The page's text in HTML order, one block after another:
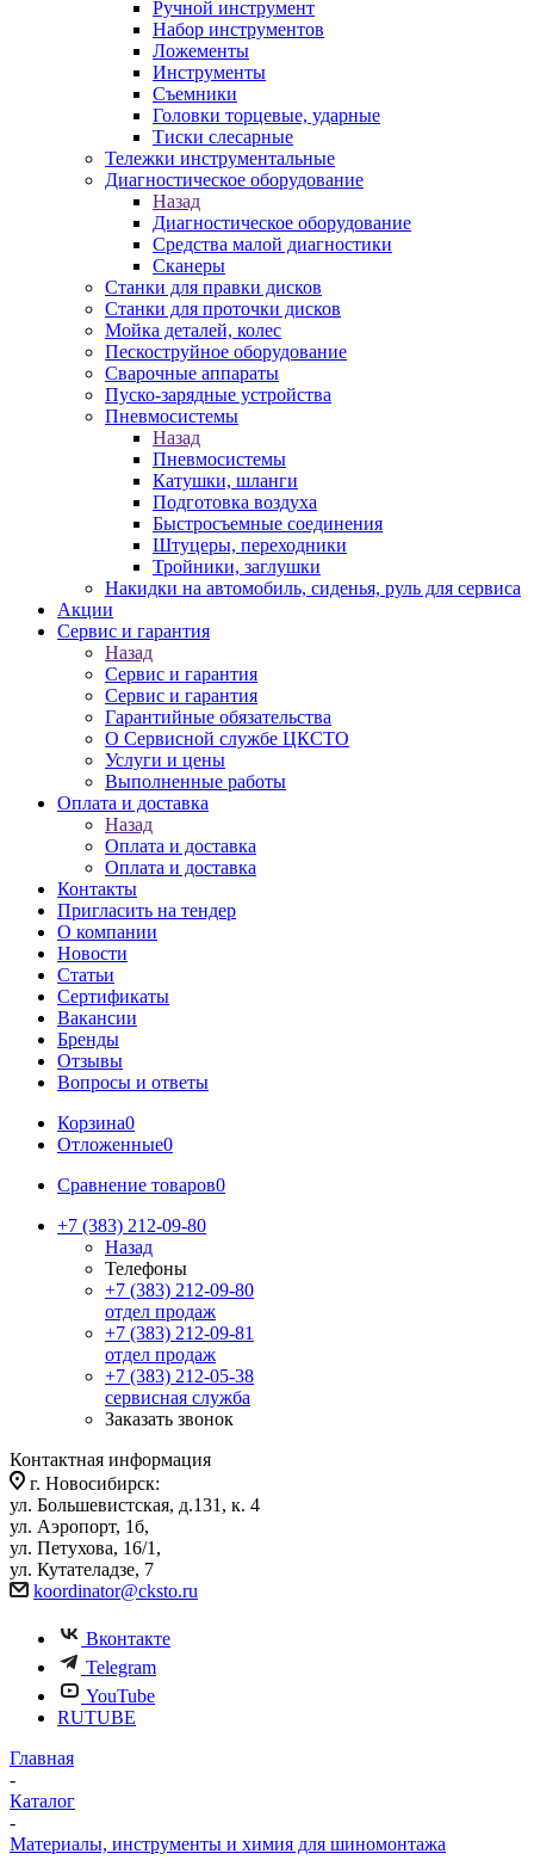
Ручной инструмент
Набор инструментов
Ложементы
Инструменты
Съемники
Головки торцевые, ударные
Тиски слесарные
Тележки инструментальные
Диагностическое оборудование
Назад
Диагностическое оборудование
Средства малой диагностики
Сканеры
Станки для правки дисков
Станки для проточки дисков
Мойка деталей, колес
Пескоструйное оборудование
Сварочные аппараты
Пуско-зарядные устройства
Пневмосистемы
Назад
Пневмосистемы
Катушки, шланги
Подготовка воздуха
Быстросъемные соединения
Штуцеры, переходники
Тройники, заглушки
Накидки на автомобиль, сиденья, руль для сервиса
Акции
Сервис и гарантия
Назад
Сервис и гарантия
Сервис и гарантия
Гарантийные обязательства
О Сервисной службе ЦКСТО
Услуги и цены
Выполненные работы
Оплата и доставка
Назад
Оплата и доставка
Оплата и доставка
Контакты
Пригласить на тендер
О компании
Новости
Статьи
Сертификаты
Вакансии
Бренды
Отзывы
Вопросы и ответы
Корзина0
Отложенные0
Сравнение товаров0
+7 (383) 212-09-80
Назад
Телефоны
+7 (383) 212-09-80
отдел продаж
+7 (383) 212-09-81
отдел продаж
+7 (383) 212-05-38
сервисная служба
Заказать звонок
Контактная информация
г. Новосибирск:
ул. Большевистская, д.131, к. 4
ул. Аэропорт, 1б,
ул. Петухова, 16/1,
ул. Кутателадзе, 7
koordinator@cksto.ru
Вконтакте
Telegram
YouTube
RUTUBE
Главная
-
Каталог
-
Материалы, инструменты и химия для шиномонтажа